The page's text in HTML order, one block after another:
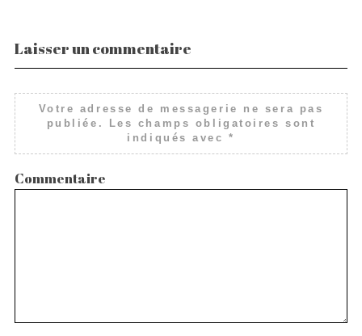
Laisser un commentaire
Votre adresse de messagerie ne sera pas
publiée.
Les champs obligatoires sont
indiqués avec*
Commentaire